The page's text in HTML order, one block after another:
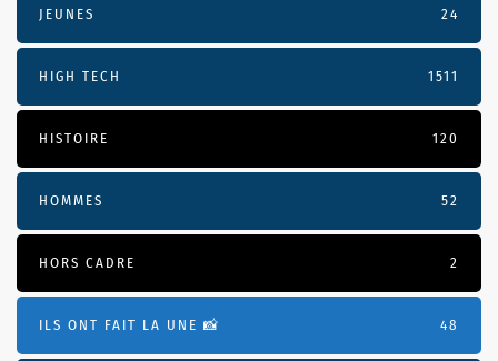
JEUNES
24
HIGH TECH 1511
HISTOIRE 120
HOMMES 52
HORS CADRE 2
ILS ONT FAIT LA UNE 📸 48